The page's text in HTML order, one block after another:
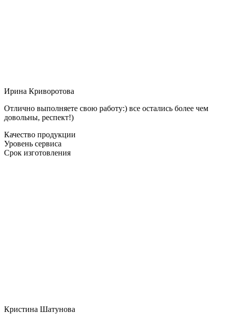
Ирина Криворотова
Отлично выполняете свою работу:) все остались более чем
довольны, респект!)
Качество продукции
Уровень сервиса
Срок изготовления
Кристина Шатунова